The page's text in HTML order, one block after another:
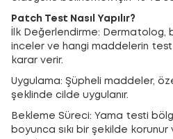
Patch Test Nasıl Yapılır?
İlk Değerlendirme: Dermatolog,
inceler ve hangi maddelerin
karar verir.
Uygulama: Şüpheli maddeler,
şeklinde cilde uygulanır.
Bekleme Süreci: Yama testi
boyunca sıkı bir şekilde